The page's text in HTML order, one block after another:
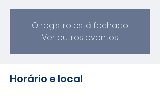
O registro está fechado
Ver outros eventos
Horário e local